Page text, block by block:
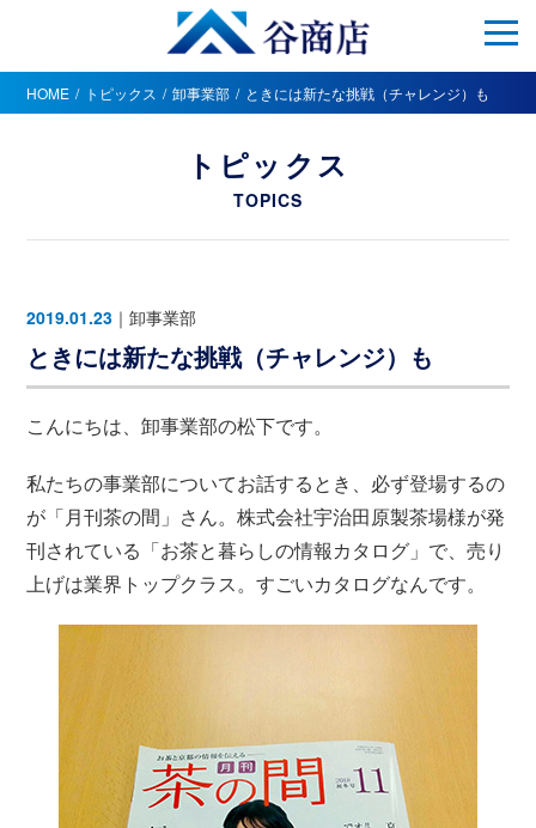
HOME トピックス 卸事業部 ときには新たな挑戦（チャレンジ）も
トピックス
TOPICS
2019.01.23 ｜卸事業部
ときには新たな挑戦（チャレンジ）も
こんにちは、卸事業部の松下です。
私たちの事業部についてお話するとき、必ず登場するの
が「月刊茶の間」さん。株式会社宇治田原製茶場様が発
刊されている「お茶と暮らしの情報カタログ」で、売り
上げは業界トップクラス。すごいカタログなんです。